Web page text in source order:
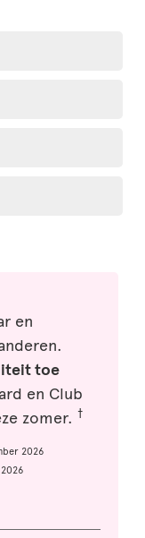
en
toe
en Club
zomer. †
2026